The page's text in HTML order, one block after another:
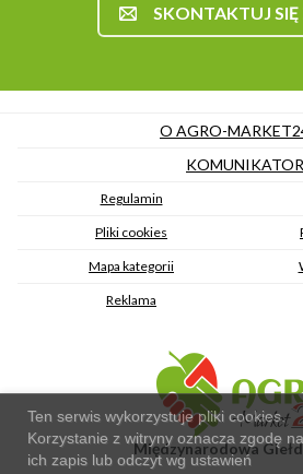
SKONTAKTUJ
O AGRO-
KOMUNIKATOR
Regulamin
Pliki cookies
Mapa kategorii
Reklama
Międzynarodowa
Ten serwis wykorzystuje pliki cookies.
Korzystanie z witryny oznacza zgodę na
ich zapis lub odczyt wg ustawień